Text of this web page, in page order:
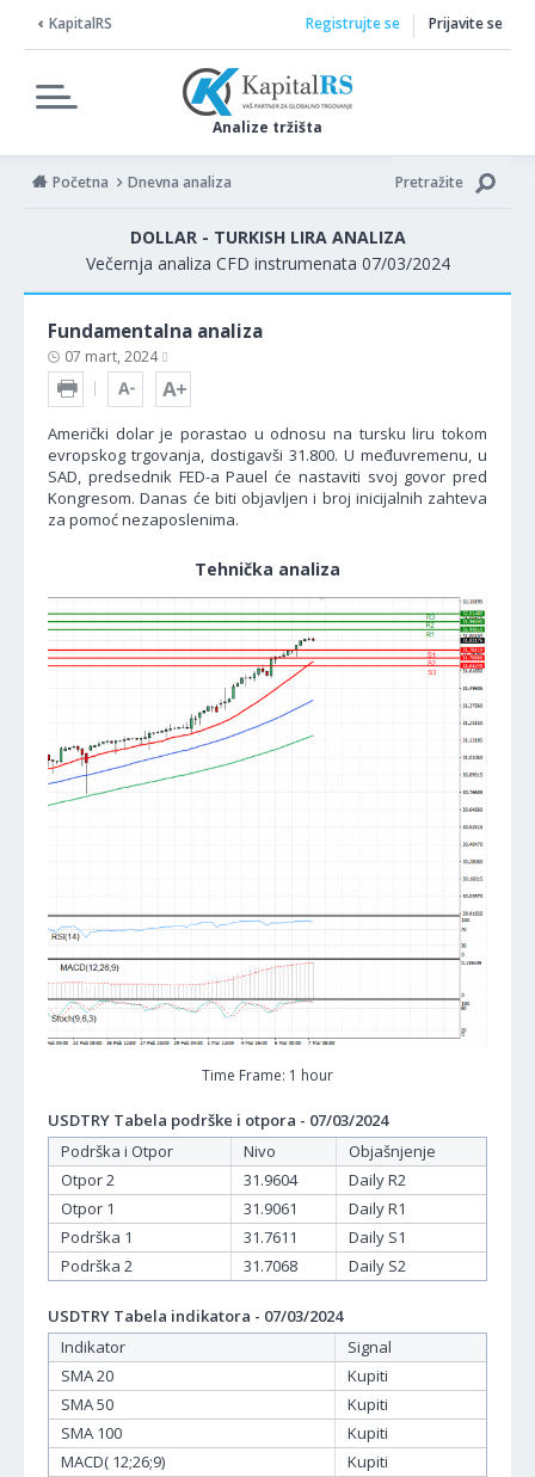
KapitalRS
Analize tržišta
Registrujte se Prijavite se
Početna Dnevna analiza Pretražite
DOLLAR - TURKISH LIRA ANALIZA
Večernja analiza CFD instrumenata 07/03/2024
Fundamentalna analiza
07 mart, 2024
Američki dolar je porastao u odnosu na tursku liru tokom
evropskog trgovanja, dostigavši 31.800. U međuvremenu, u
SAD, predsednik FED-a Pauel će nastaviti svoj govor pred
Kongresom. Danas će biti objavljen i broj inicijalnih zahteva
za pomoć nezaposlenima.
Tehnička analiza
Time Frame: 1 hour
USDTRY Tabela podrške i otpora - 07/03/2024
Podrška i Otpor
Nivo
Objašnjenje
Otpor 2
31.9604
Daily R2
Otpor 1
31.9061
Daily R1
Podrška 1
31.7611
Daily S1
Podrška 2
31.7068 Daily S2
USDTRY Tabela indikatora - 07/03/2024
Indikator
Signal
SMA 20
Kupiti
SMA 50
Kupiti
SMA 100
Kupiti
MACD( 12;26;9)
Kupiti